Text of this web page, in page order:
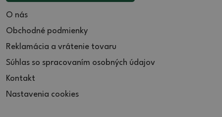
O nás
Obchodné podmienky
Reklamácia a vrátenie tovaru
Súhlas so spracovaním osobných údajov
Kontakt
Nastavenia cookies